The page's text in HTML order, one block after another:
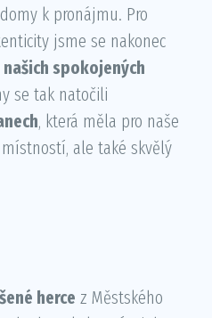
k pronájmu. Pro
jsme se nakonec
spokojených
se tak natočili
, která měla pro naše
ale také skvělý
herce z Městského